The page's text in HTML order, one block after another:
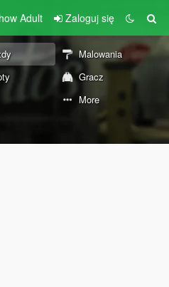
Adult Zaloguj się
Malowania
Gracz
More